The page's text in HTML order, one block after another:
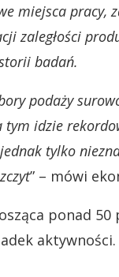
miejsca pracy,
zaległości
badań.
podaży
idzie
tylko
” – mówi
ponad
aktywności.